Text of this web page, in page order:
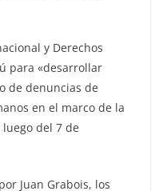
y Derechos
para «desarrollar
de denuncias de
en el marco de la
del 7 de
Juan Grabois, los